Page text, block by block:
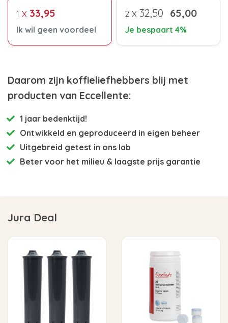
1 x 33,95
Ik wil geen voordeel
2 x 32,50 65,00
Je bespaart 4%
Daarom zijn koffieliefhebbers blij met
producten van Eccellente:
1 jaar bedenktijd!
Ontwikkeld en geproduceerd in eigen beheer
Uitgebreid getest in ons lab
Beter voor het milieu & laagste prijs garantie
Jura Deal